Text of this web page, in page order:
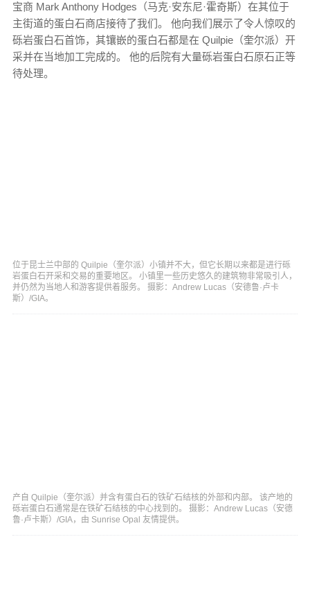
宝商 Mark Anthony Hodges（马克·安东尼·霍奇斯）在其位于
主街道的蛋白石商店接待了我们。 他向我们展示了令人惊叹的
砾岩蛋白石首饰，其镶嵌的蛋白石都是在 Quilpie（奎尔派）开
采并在当地加工完成的。 他的后院有大量砾岩蛋白石原石正等
待处理。
位于昆士兰中部的 Quilpie（奎尔派）小镇并不大，但它长期以来都是进行砾
岩蛋白石开采和交易的重要地区。 小镇里一些历史悠久的建筑物非常吸引人，
并仍然为当地人和游客提供着服务。 摄影：Andrew Lucas（安德鲁·卢卡
斯）/GIA。
产自 Quilpie（奎尔派）并含有蛋白石的铁矿石结核的外部和内部。 该产地的
砾岩蛋白石通常是在铁矿石结核的中心找到的。 摄影：Andrew Lucas（安德
鲁·卢卡斯）/GIA，由 Sunrise Opal 友情提供。